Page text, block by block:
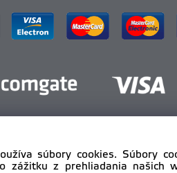
súbory cookies. Súbory
zážitku z prehliadania našich